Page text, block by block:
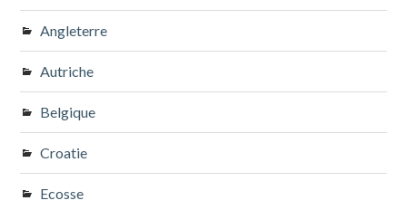
Angleterre
Autriche
Belgique
Croatie
Ecosse